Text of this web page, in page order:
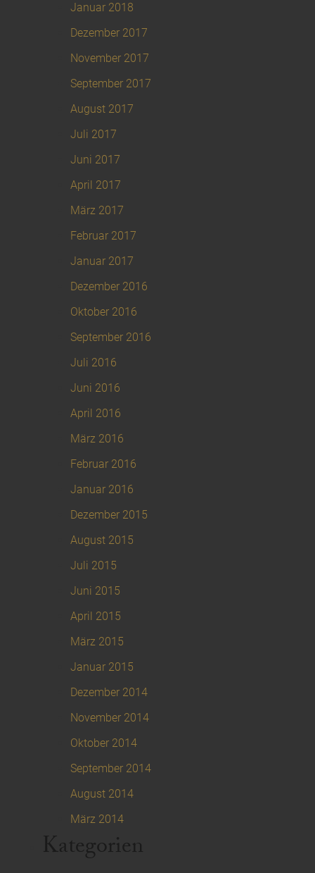
Januar 2018
Dezember 2017
November 2017
September 2017
August 2017
Juli 2017
Juni 2017
April 2017
März 2017
Februar 2017
Januar 2017
Dezember 2016
Oktober 2016
September 2016
Juli 2016
Juni 2016
April 2016
März 2016
Februar 2016
Januar 2016
Dezember 2015
August 2015
Juli 2015
Juni 2015
April 2015
März 2015
Januar 2015
Dezember 2014
November 2014
Oktober 2014
September 2014
August 2014
März 2014
Kategorien